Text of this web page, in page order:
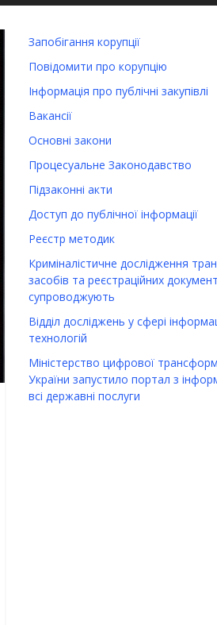
Запобігання корупції
Повідомити про корупцію
Інформація про публічні закупівлі
Вакансії
Основні закони
Процесуальне Законодавство
Підзаконні акти
Доступ до публічної інформації
Реєстр методик
Криміналістичне дослідження
засобів та реєстраційних
супроводжують
Відділ досліджень у сфері
технологій
Міністерство цифрової
України запустило портал з
всі державні послуги